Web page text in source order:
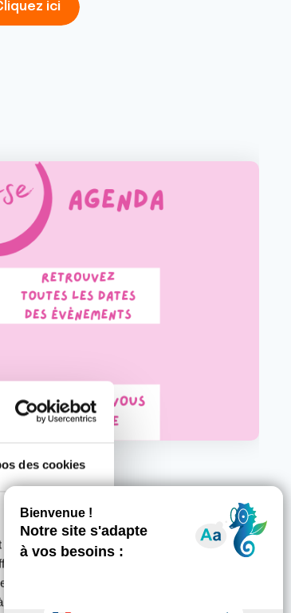
des cookies
des
des
ainsi que de
de
ici